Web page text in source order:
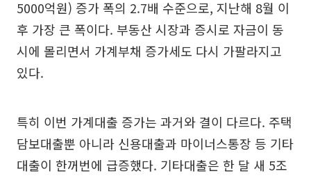
5000억원) 증가 폭의 2.7배 수준으로, 지난해 8월 이
후 가장 큰 폭이다. 부동산 시장과 증시로 자금이 동
시에 몰리면서 가계부채 증가세도 다시 가팔라지고
있다.
특히 이번 가계대출 증가는 과거와 결이 다르다. 주택
담보대출뿐 아니라 신용대출과 마이너스통장 등 기타
대출이 한꺼번에 급증했다. 기타대출은 한 달 새 5조